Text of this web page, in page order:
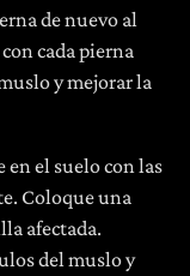
de nuevo al
cada pierna
y mejorar la
en el suelo con las
Coloque una
afectada.
del muslo y